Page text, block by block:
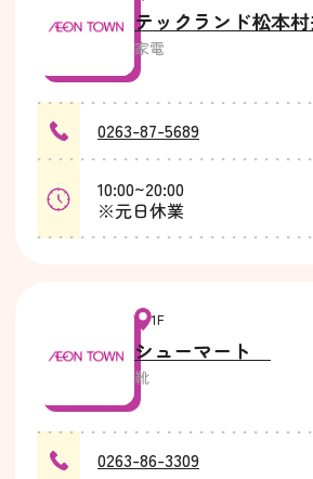
テックランド松本
家電
0263-87-5689
10:00~20:00
※元日休業
1F
シューマート
靴
0263-86-3309